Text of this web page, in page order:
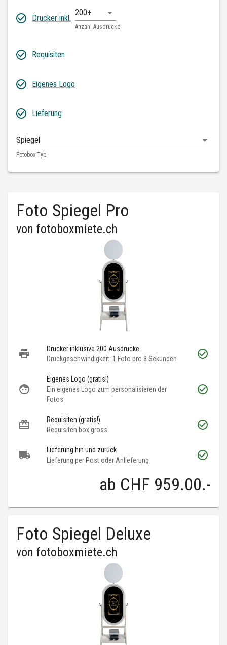
Drucker inkl.
200+
Anzahl Ausdrucke
Requisiten
Eigenes Logo
Lieferung
Spiegel
Fotobox Typ
Foto Spiegel Pro
von fotoboxmiete.ch
Drucker inklusive 200 Ausdrucke
Druckgeschwindigkeit: 1 Foto pro 8 Sekunden
Eigenes Logo (gratis!)
Ein eigenes Logo zum personalisieren der
Fotos
Requisiten (gratis!)
Requisiten box gross
Lieferung hin und zurück
Lieferung per Post oder Anlieferung
ab CHF 959.00.-
Foto Spiegel Deluxe
von fotoboxmiete.ch